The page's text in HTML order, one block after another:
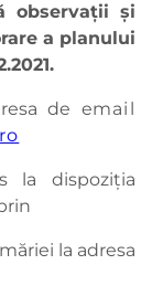
observaţii şi
a planului
de email
la dispoziţia
la adresa